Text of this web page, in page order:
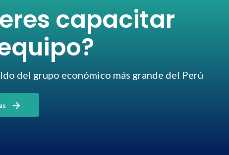
capacitar
del grupo económico más grande del Perú